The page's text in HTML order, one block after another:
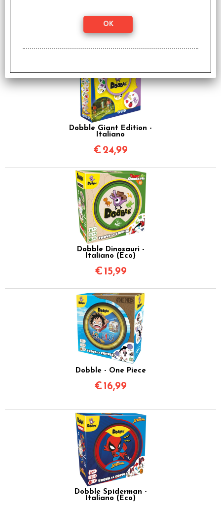
16,99
Dobble Giant Edition -
Italiano
€ 24,99
Dobble Dinosauri -
Italiano (Eco)
€ 15,99
Dobble - One Piece
€ 16,99
Dobble Spiderman -
Italiano (Eco)